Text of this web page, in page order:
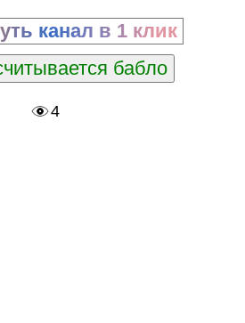
канал в 1 клик
бабло
4